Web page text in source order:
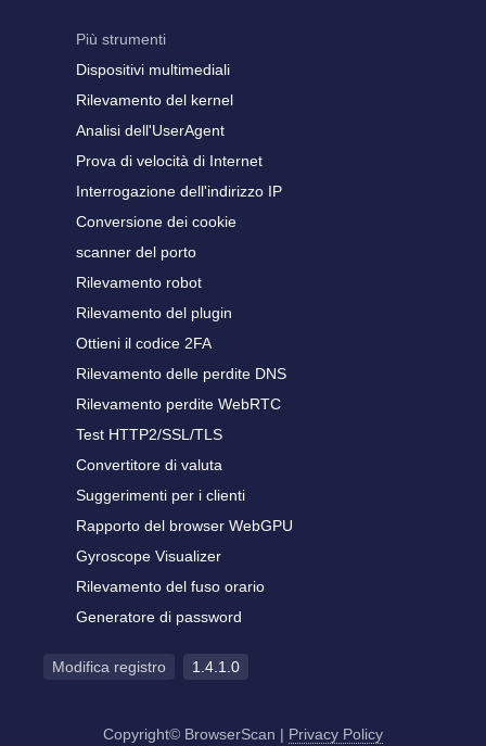
Più strumenti
Dispositivi multimediali
Rilevamento del kernel
Analisi dell'UserAgent
Prova di velocità di Internet
Interrogazione dell'indirizzo IP
Conversione dei cookie
scanner del porto
Rilevamento robot
Rilevamento del plugin
Ottieni il codice 2FA
Rilevamento delle perdite DNS
Rilevamento perdite WebRTC
Test HTTP2/SSL/TLS
Convertitore di valuta
Suggerimenti per i clienti
Rapporto del browser WebGPU
Gyroscope Visualizer
Rilevamento del fuso orario
Generatore di password
Modifica registro 1.4.1.0
Copyright© BrowserScan | Privacy Policy